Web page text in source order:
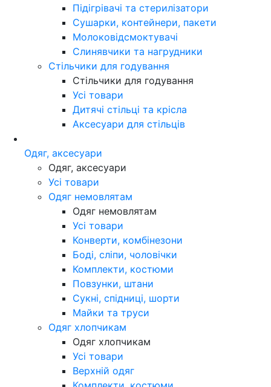
Підігрівачі та стерилізатори
Сушарки, контейнери, пакети
Молоковідсмоктувачі
Слинявчики та нагрудники
Стільчики для годування
Стільчики для годування
Усі товари
Дитячі стільці та крісла
Аксесуари для стільців
Одяг, аксесуари
Одяг, аксесуари
Усі товари
Одяг немовлятам
Одяг немовлятам
Усі товари
Конверти, комбінезони
Боді, сліпи, чоловічки
Комплекти, костюми
Повзунки, штани
Сукні, спідниці, шорти
Майки та труси
Одяг хлопчикам
Одяг хлопчикам
Усі товари
Верхній одяг